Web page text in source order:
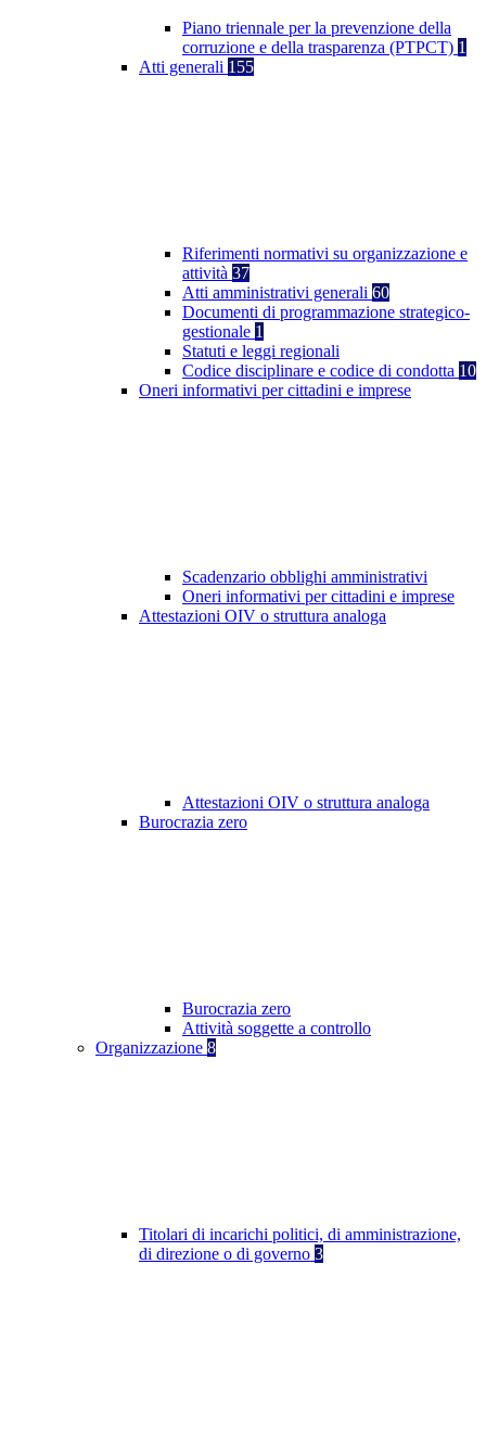
Piano triennale per la prevenzione della
corruzione e della trasparenza (PTPCT) 1
Atti generali 155
Riferimenti normativi su organizzazione e
attività 37
Atti amministrativi generali 60
Documenti di programmazione strategico-
gestionale 1
Statuti e leggi regionali
Codice disciplinare e codice di condotta 10
Oneri informativi per cittadini e imprese
Scadenzario obblighi amministrativi
Oneri informativi per cittadini e imprese
Attestazioni OIV o struttura analoga
Attestazioni OIV o struttura analoga
Burocrazia zero
Burocrazia zero
Attività soggette a controllo
Organizzazione 8
Titolari di incarichi politici, di amministrazione,
di direzione o di governo 3